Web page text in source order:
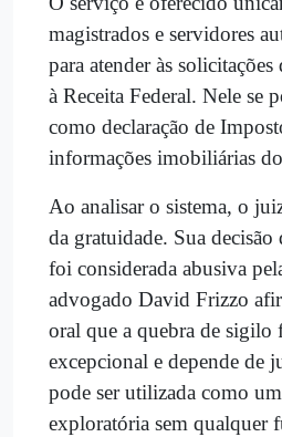
magistrados e servidores
para atender às
à Receita Federal. Nele se
como declaração de
informações imobiliárias
Ao analisar o sistema, o
da gratuidade. Sua decisão
foi considerada abusiva
advogado David Frizzo
oral que a quebra de sigilo
excepcional e depende de
pode ser utilizada como
exploratória sem qualquer